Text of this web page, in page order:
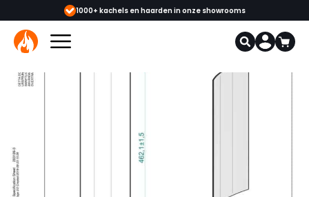
1000+ kachels en haarden in onze showrooms